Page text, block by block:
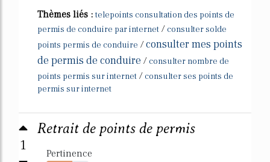
Thèmes liés :telepoints consultation des points de
permis de conduire par internet / consulter solde
points permis de conduire /consulter mes points
de permis de conduire / consulter nombre de
points permis sur internet / consulter ses points de
permis sur internet
1
Retrait de points de permis
Pertinence